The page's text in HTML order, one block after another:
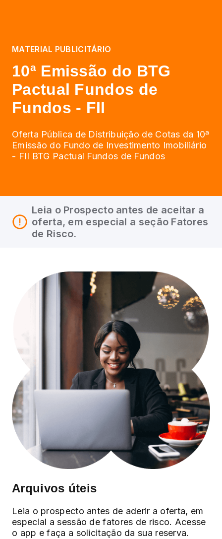
MATERIAL PUBLICITÁRIO
10ª Emissão do BTG
Pactual Fundos de
Fundos - FII
Oferta Pública de Distribuição de Cotas da 10ª
Emissão do Fundo de Investimento Imobiliário
- FII BTG Pactual Fundos de Fundos
Leia o Prospecto antes de aceitar a
oferta, em especial a seção Fatores
de Risco.
Arquivos úteis
Leia o prospecto antes de aderir a oferta, em
especial a sessão de fatores de risco. Acesse
o app e faça a solicitação da sua reserva.